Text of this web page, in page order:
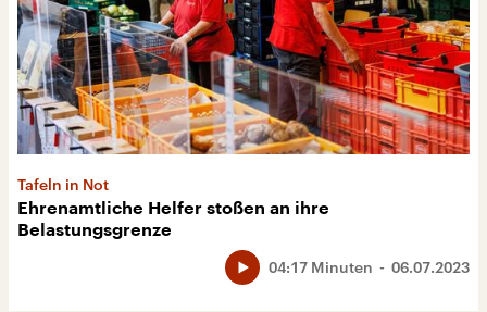
Tafeln in Not
Ehrenamtliche Helfer stoßen an ihre
Belastungsgrenze
06.07.2023
04:17 Minuten